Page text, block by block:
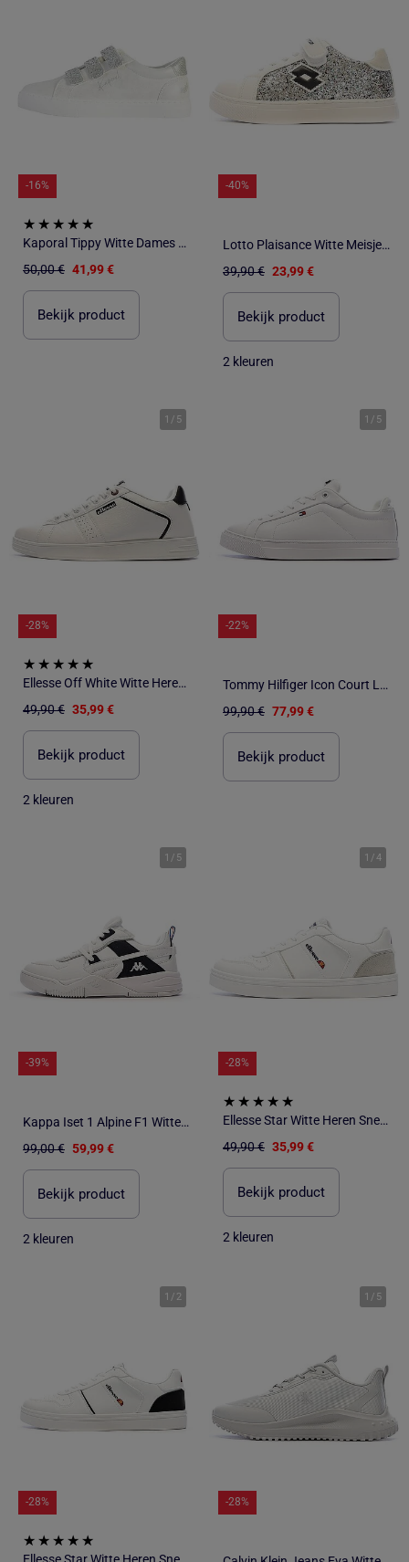
-16%
Kaporal Tippy Witte Dames Sneakers
50,00 € 41,99 €
Bekijk product
-40%
Lotto Plaisance Witte Meisjes Sneakers
39,90 € 23,99 €
Bekijk product
2 kleuren
1 / 5
-28%
Ellesse Off White Witte Heren Sneakers
49,90 € 35,99 €
Bekijk product
2 kleuren
1 / 5
-22%
Tommy Hilfiger Icon Court Lth Flag Witte Heren Sneakers
99,90 € 77,99 €
Bekijk product
1 / 5
-39%
Kappa Iset 1 Alpine F1 Witte/Zwarte Sneakers
99,00 € 59,99 €
Bekijk product
2 kleuren
1 /4
-28%
Ellesse Star Witte Heren Sneakers
49,90 € 35,99 €
Bekijk product
2 kleuren
1 / 2
-28%
1 / 5
-28%